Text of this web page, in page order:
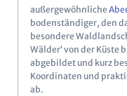
außergewöhnliche
bodenständiger, den
besondere
Wälder‘ von der Küste
abgebildet und kurz
Koordinaten und
ab.